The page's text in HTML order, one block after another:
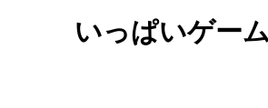
いっぱいゲー